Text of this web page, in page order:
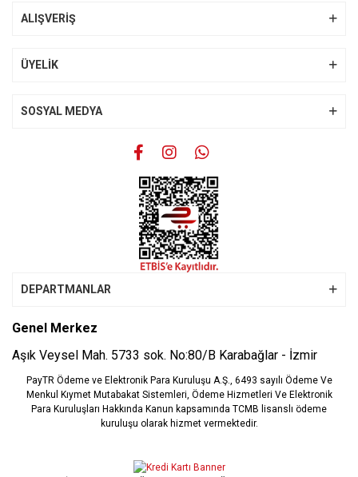
Ürün bilgilerinde hatalar bulunuyor.
Gönder
ALIŞVERİŞ
ÜYELİK
SOSYAL MEDYA
DEPARTMANLAR
Genel Merkez
Aşık Veysel Mah. 5733 sok. No:80/B Karabağlar - İzmir
PayTR Ödeme ve Elektronik Para Kuruluşu A.Ş., 6493 sayılı Ödeme Ve
Menkul Kıymet Mutabakat Sistemleri, Ödeme Hizmetleri Ve Elektronik
Para Kuruluşları Hakkında Kanun kapsamında TCMB lisanslı ödeme
kuruluşu olarak hizmet vermektedir.